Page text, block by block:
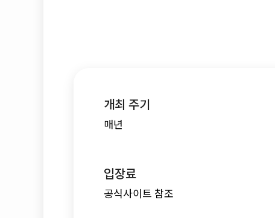
개최 주기
매년
입장료
공식사이트 참조